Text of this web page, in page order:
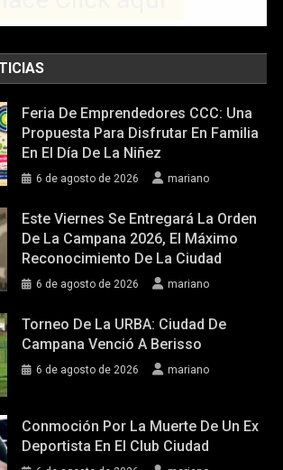
Feria De Emprendedores CCC: Una
Propuesta Para Disfrutar En Familia
En El Día De La Niñez
6 de agosto de 2026 mariano
Este Viernes Se Entregará La Orden
De La Campana 2026, El Máximo
Reconocimiento De La Ciudad
6 de agosto de 2026 mariano
Torneo De La URBA: Ciudad De
Campana Venció A Berisso
6 de agosto de 2026 mariano
Conmoción Por La Muerte De Un Ex
Deportista En El Club Ciudad